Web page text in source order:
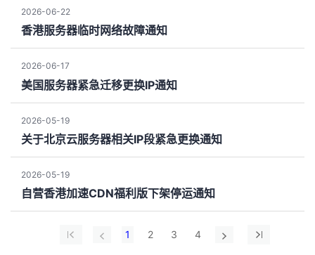
2026-06-22
香港服务器临时网络故障通知
2026-06-17
美国服务器紧急迁移更换IP通知
2026-05-19
关于北京云服务器相关IP段紧急更换通知
2026-05-19
自营香港加速CDN福利版下架停运通知
1 2 3 4